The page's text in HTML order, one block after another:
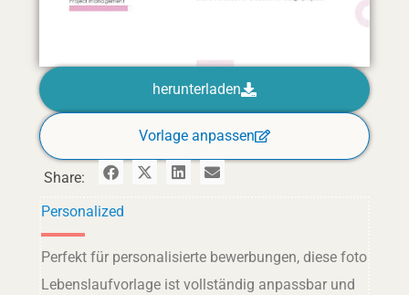
herunterladen
Vorlage anpassen
Share:
Personalized
Perfekt für personalisierte bewerbungen, diese foto
Lebenslaufvorlage ist vollständig anpassbar und